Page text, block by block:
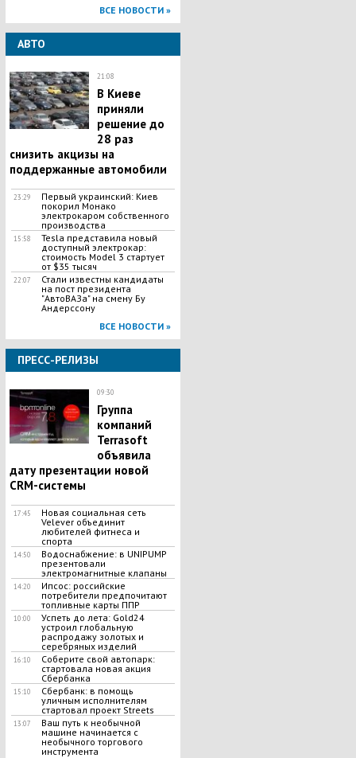
ВСЕ НОВОСТИ »
АВТО
21:08
В Киеве
приняли
решение до
28 раз
снизить акцизы на
поддержанные автомобили
23:29
Первый украинский: Киев
покорил Монако
электрокаром собственного
производства
15:58
Tesla представила новый
доступный электрокар:
стоимость Model 3 стартует
от $35 тысяч
22:07
Стали известны кандидаты
на пост президента
"АвтоВАЗа" на смену Бу
Андерссону
ВСЕ НОВОСТИ »
ПРЕСС-РЕЛИЗЫ
09:30
Группа
компаний
Terrasoft
объявила
дату презентации новой
CRM-системы
17:45
Новая социальная сеть
Velever объединит
любителей фитнеса и
спорта
14:50
Водоснабжение: в UNIPUMP
презентовали
электромагнитные клапаны
14:20
Ипсос: российские
потребители предпочитают
топливные карты ППР
10:00
Успеть до лета: Gold24
устроил глобальную
распродажу золотых и
серебряных изделий
16:10
Соберите свой автопарк:
стартовала новая акция
Сбербанка
15:10
Сбербанк: в помощь
уличным исполнителям
стартовал проект Streets
13:07
Ваш путь к необычной
машине начинается с
необычного торгового
инструмента